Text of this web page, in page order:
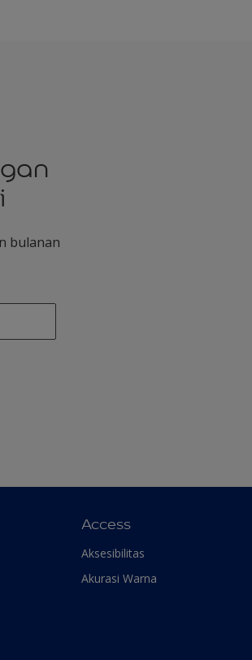
bulanan
Access
Aksesibilitas
Akurasi Warna